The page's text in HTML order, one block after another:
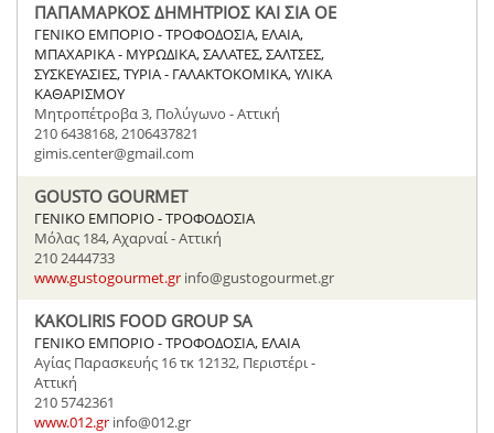
ΠΑΠΑΜΑΡΚΟΣ ΔΗΜΗΤΡΙΟΣ ΚΑΙ ΣΙΑ ΟΕ
ΓΕΝΙΚΟ ΕΜΠΟΡΙΟ - ΤΡΟΦΟΔΟΣΙΑ, ΕΛΑΙΑ,
ΜΠΑΧΑΡΙΚΑ - ΜΥΡΩΔΙΚΑ, ΣΑΛΑΤΕΣ, ΣΑΛΤΣΕΣ,
ΣΥΣΚΕΥΑΣΙΕΣ, ΤΥΡΙΑ - ΓΑΛΑΚΤΟΚΟΜΙΚΑ, ΥΛΙΚΑ
ΚΑΘΑΡΙΣΜΟΥ
Μητροπέτροβα 3, Πολύγωνο - Αττική
210 6438168, 2106437821
gimis.center@gmail.com
GOUSTO GOURMET
ΓΕΝΙΚΟ ΕΜΠΟΡΙΟ - ΤΡΟΦΟΔΟΣΙΑ
Μόλας 184, Αχαρναί - Αττική
210 2444733
www.gustogourmet.gr info@gustogourmet.gr
KAKOLIRIS FOOD GROUP SA
ΓΕΝΙΚΟ ΕΜΠΟΡΙΟ - ΤΡΟΦΟΔΟΣΙΑ, ΕΛΑΙΑ
Αγίας Παρασκευής 16 τκ 12132, Περιστέρι -
Αττική
210 5742361
www.012.gr info@012.gr